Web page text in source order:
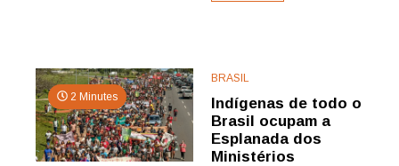
2 Minutes
BRASIL
Indígenas de todo o
Brasil ocupam a
Esplanada dos
Ministérios